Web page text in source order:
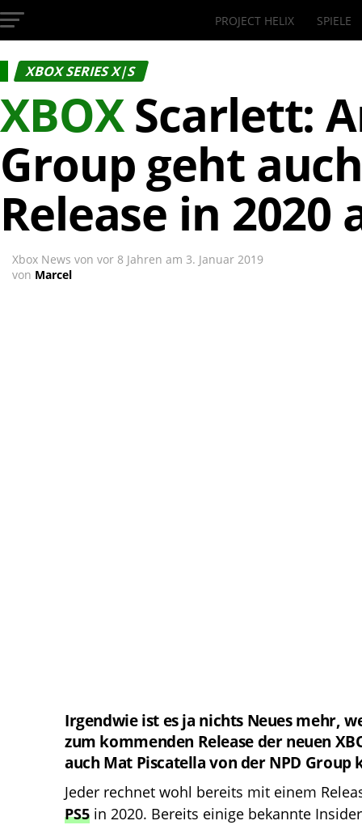
InsideXbox.de
PROJECT HELIX SPIELE
XBOX SERIES X|S
XBOXScarlett:
Group geht
Release in 2020
Xbox News von vor 8 Jahren am 3. Januar 2019
von Marcel
Irgendwie ist es ja nichts Neues mehr,
zum kommenden Release der neuen
auch Mat Piscatella von der NPD Group
Jeder rechnet wohl bereits mit einem
PS5 in 2020. Bereits einige bekannte